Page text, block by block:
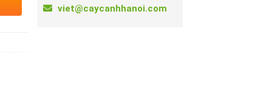
viet@caycanhhanoi.com